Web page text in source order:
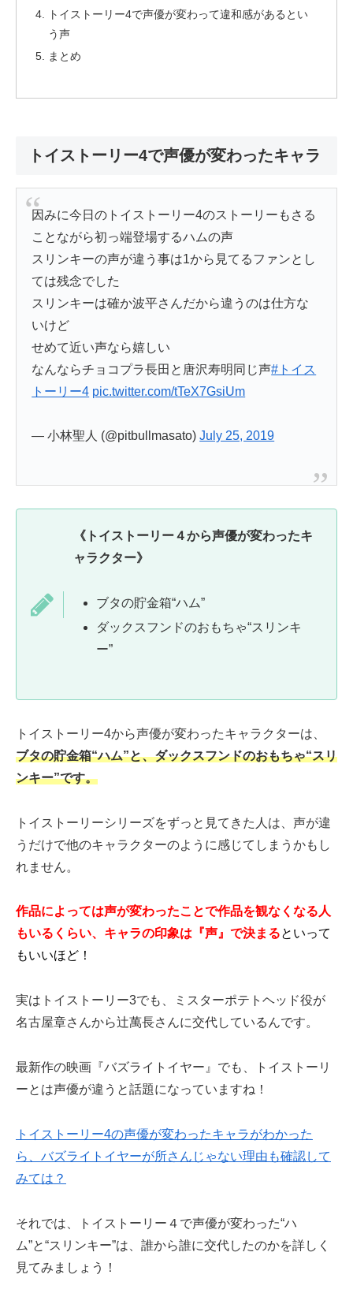
トイストーリー4で声優が変わって違和感があるとい
う声
まとめ
トイストーリー4で声優が変わったキャラ
因みに今日のトイストーリー4のストーリーもさる
ことながら初っ端登場するハムの声
スリンキーの声が違う事は1から見てるファンとし
ては残念でした
スリンキーは確か波平さんだから違うのは仕方な
いけど
せめて近い声なら嬉しい
なんならチョコプラ長田と唐沢寿明同じ声#トイス
トーリー4 pic.twitter.com/tTeX7GsiUm
— 小林聖人 (@pitbullmasato)July 25, 2019
《トイストーリー４から声優が変わったキ
ャラクター》
ブタの貯金箱“ハム”
ダックスフンドのおもちゃ“スリンキ
ー”
トイストーリー4から声優が変わったキャラクターは、
ブタの貯金箱“ハム”と、ダックスフンドのおもちゃ“スリ
ンキー”です。
トイストーリーシリーズをずっと見てきた人は、声が違
うだけで他のキャラクターのように感じてしまうかもし
れません。
作品によっては声が変わったことで作品を観なくなる人
もいるくらい、キャラの印象は『声』で決まるといって
もいいほど！
実はトイストーリー3でも、ミスターポテトヘッド役が
名古屋章さんから辻萬長さんに交代しているんです。
最新作の映画『バズライトイヤー』でも、トイストーリ
ーとは声優が違うと話題になっていますね！
トイストーリー4の声優が変わったキャラがわかった
ら、バズライトイヤーが所さんじゃない理由も確認して
みては？
それでは、トイストーリー４で声優が変わった“ハ
ム”と“スリンキー”は、誰から誰に交代したのかを詳しく
見てみましょう！